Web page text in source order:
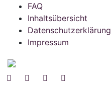
FAQ
Inhaltsübersicht
Datenschutzerklärung
Impressum